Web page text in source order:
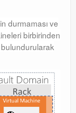
durmaması ve
birbirinden
bulundurularak